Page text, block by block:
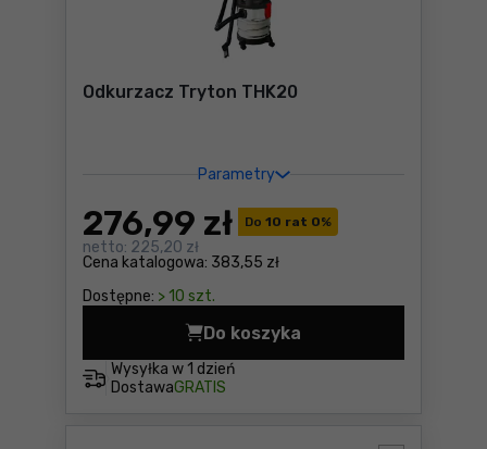
Odkurzacz Tryton THK20
Parametry
Do 10 rat 0%
Cena katalogowa: 383,55 zł
276,99 zł
netto: 225,20 zł
Dostępne: > 10 szt.
Wysyłka w 1 dzień
DostawaGRATIS
Do koszyka
Odkurzacz Tryton THK20